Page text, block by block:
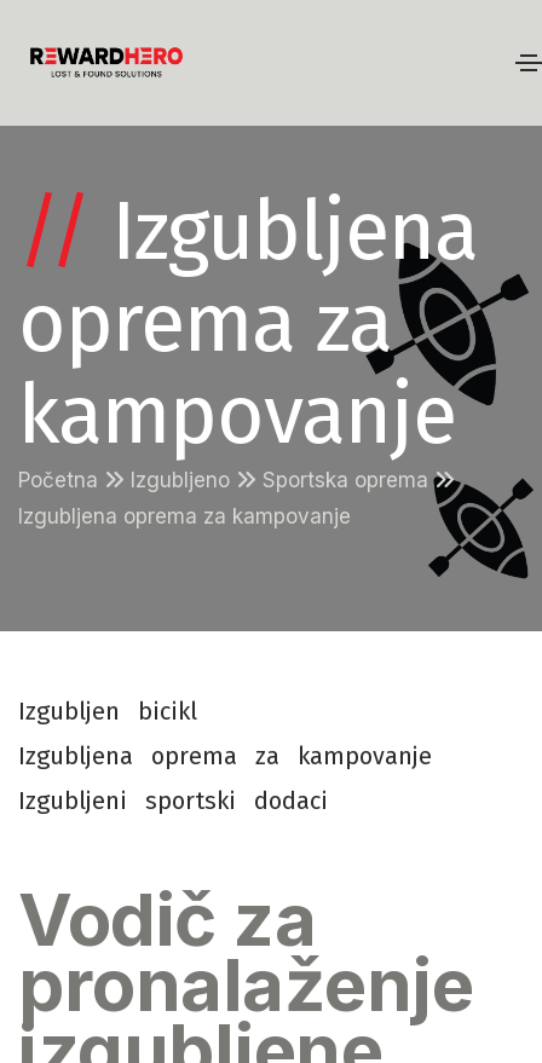
// Izgubljena
oprema za
kampovanje
Početna Izgubljeno
Sportska oprema
Izgubljena oprema za kampovanje
Izgubljen bicikl
Izgubljena oprema za kampovanje
Izgubljeni sportski dodaci
Vodič za
pronalaženje